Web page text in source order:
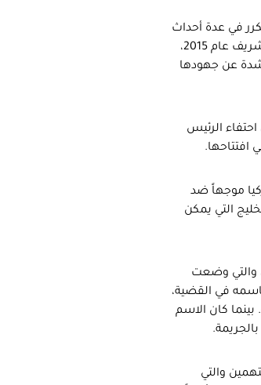
في عدة أحداث
ومواقف، لا سيما على لسان الرئيس التركي. ففي حادثة وقوع الرافعة في الحرم المكي الشريف عام 2015،
بشدة عن جهودها
الرئيس
افتتاحها.
موجهاً ضد
التي يمكن
والتي وضعت
في القضية،
كان الاسم
والتي